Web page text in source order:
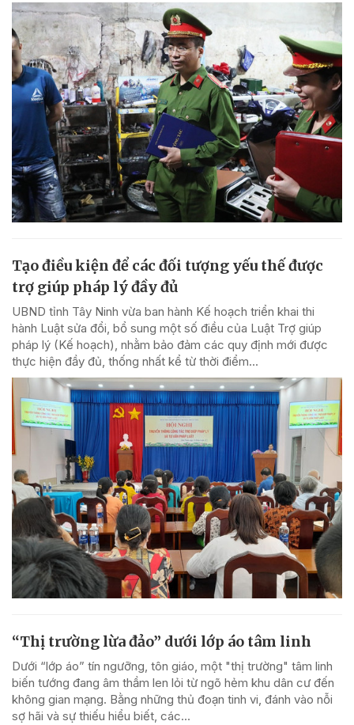
Tạo điều kiện để các đối tượng yếu thế được
trợ giúp pháp lý đầy đủ
UBND tỉnh Tây Ninh vừa ban hành Kế hoạch triển khai thi
hành Luật sửa đổi, bổ sung một số điều của Luật Trợ giúp
pháp lý (Kế hoạch), nhằm bảo đảm các quy định mới được
thực hiện đầy đủ, thống nhất kể từ thời điểm...
“Thị trường lừa đảo” dưới lớp áo tâm linh
Dưới “lớp áo” tín ngưỡng, tôn giáo, một "thị trường" tâm linh
biến tướng đang âm thầm len lỏi từ ngõ hẻm khu dân cư đến
không gian mạng. Bằng những thủ đoạn tinh vi, đánh vào nỗi
sợ hãi và sự thiếu hiểu biết, các...